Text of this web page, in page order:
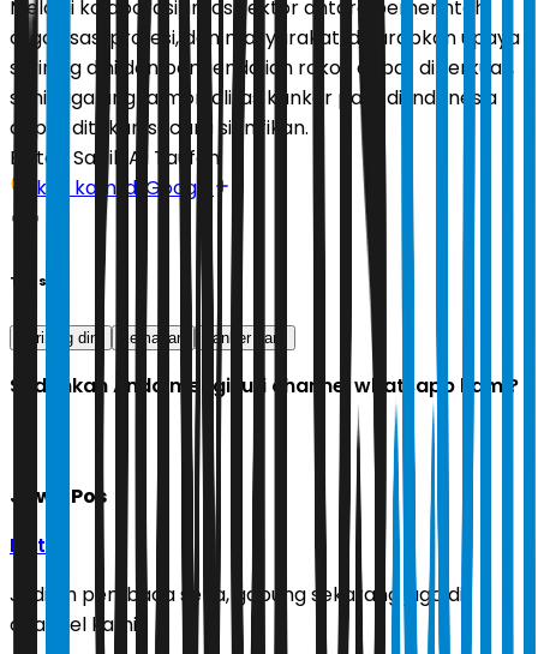
Melalui kolaborasi lintas sektor antara pemerintah,
organisasi profesi, dan masyarakat, diharapkan upaya
skrining dini dan pengendalian rokok dapat diperkuat,
sehingga angka mortalitas kanker paru di Indonesia
dapat ditekan secara signifikan.
Editor: Sabik Aji Taufan
Ikuti kami di Google
Tags
skrining dini kematian kanker paru
Sudahkah Anda mengikuti channel whatsapp kami?
Jawa Pos
Ikuti
Jadilah pembaca setia, gabung sekarang juga di
channel kami!